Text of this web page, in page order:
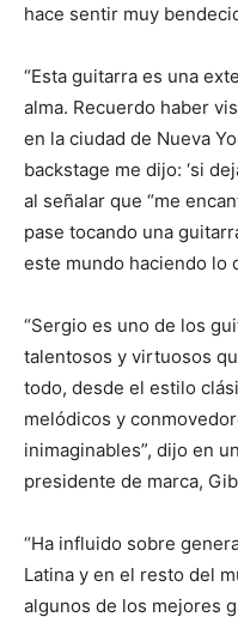
hace sentir muy
“Esta guitarra es una
alma. Recuerdo haber
en la ciudad de Nueva
backstage me dijo: ‘si
al señalar que “me
pase tocando una
este mundo haciendo lo
“Sergio es uno de los
talentosos y virtuosos
todo, desde el estilo
melódicos y
inimaginables”, dijo en
presidente de marca,
“Ha influido sobre
Latina y en el resto del
algunos de los mejores